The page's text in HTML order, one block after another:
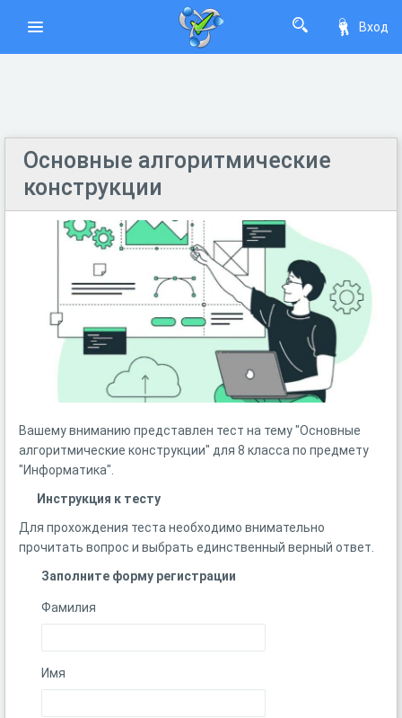
Вход
Основные алгоритмические
конструкции
Вашему вниманию представлен тест на тему "Основные
алгоритмические конструкции" для 8 класса по предмету
"Информатика".
Инструкция к тесту
Для прохождения теста необходимо внимательно
прочитать вопрос и выбрать единственный верный ответ.
Заполните форму регистрации
Фамилия
Имя